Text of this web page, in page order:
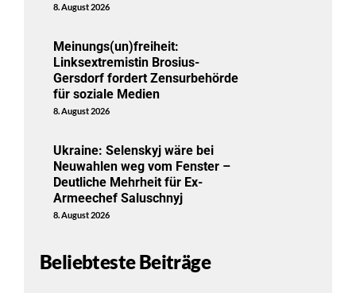
8. August 2026
Meinungs(un)freiheit:
Linksextremistin Brosius-
Gersdorf fordert Zensurbehörde
für soziale Medien
8. August 2026
Ukraine: Selenskyj wäre bei
Neuwahlen weg vom Fenster –
Deutliche Mehrheit für Ex-
Armeechef Saluschnyj
8. August 2026
Beliebteste Beiträge